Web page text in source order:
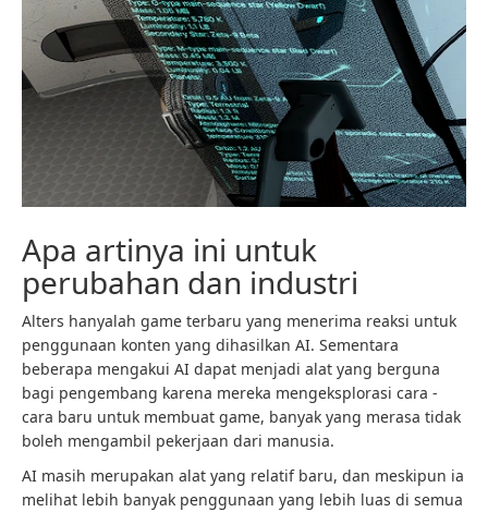
Apa artinya ini untuk
perubahan dan industri
Alters hanyalah game terbaru yang menerima reaksi untuk
penggunaan konten yang dihasilkan AI. Sementara
beberapa mengakui AI dapat menjadi alat yang berguna
bagi pengembang karena mereka mengeksplorasi cara -
cara baru untuk membuat game, banyak yang merasa tidak
boleh mengambil pekerjaan dari manusia.
AI masih merupakan alat yang relatif baru, dan meskipun ia
melihat lebih banyak penggunaan yang lebih luas di semua